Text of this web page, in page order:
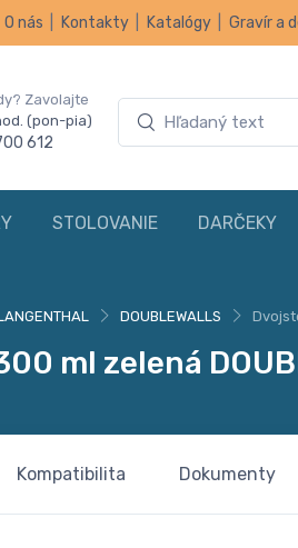
O nás Kontakty Katalógy Gravír a
Zavolajte
(pon-pia)
612
STOLOVANIE DARČEKY
DOUBLEWALLS
ml zelená
Kompatibilita Dokumenty